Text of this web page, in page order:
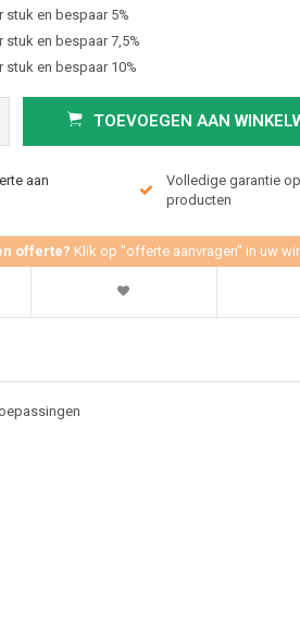
stuk en bespaar 5%
stuk en bespaar 7,5%
stuk en bespaar 10%
TOEVOEGEN AAN
aan
Volledige garantie
producten
offerte? Klik op "offerte aanvragen" in uw